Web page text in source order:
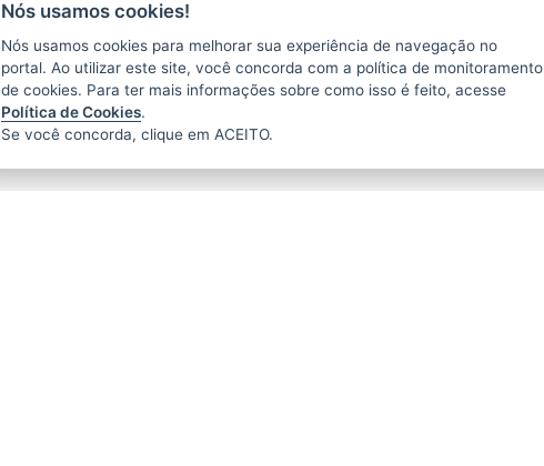
Nós usamos cookies!
Nós usamos cookies para melhorar sua experiência de navegação no
portal. Ao utilizar este site, você concorda com a política de monitoramento
de cookies. Para ter mais informações sobre como isso é feito, acesse
Política de Cookies.
Se você concorda, clique em ACEITO.